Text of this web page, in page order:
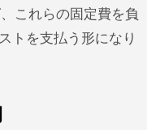
これらの固定費を負
トを支払う形になり